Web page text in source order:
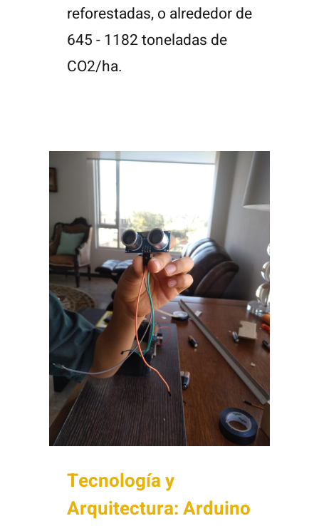
reforestadas, o alrededor de
645 - 1182 toneladas de
CO2/ha.
Tecnología y
Arquitectura: Arduino